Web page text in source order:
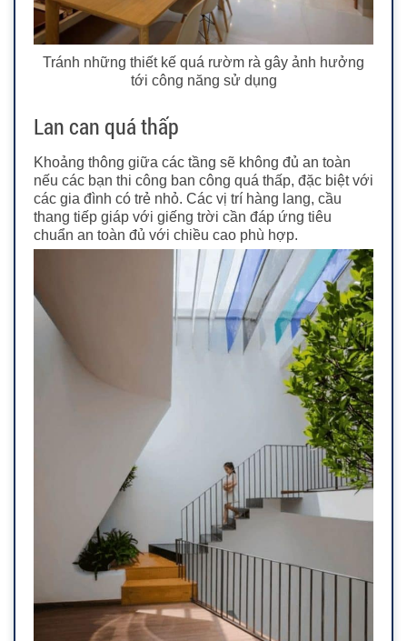
Tránh những thiết kế quá rườm rà gây ảnh hưởng
tới công năng sử dụng
Lan can quá thấp
Khoảng thông giữa các tầng sẽ không đủ an toàn
nếu các bạn thi công ban công quá thấp, đặc biệt với
các gia đình có trẻ nhỏ. Các vị trí hàng lang, cầu
thang tiếp giáp với giếng trời cần đáp ứng tiêu
chuẩn an toàn đủ với chiều cao phù hợp.